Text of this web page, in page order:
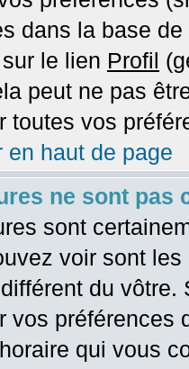
dans la base
le lien Profil
peut ne pas
toutes vos
en haut de page
ne sont pas
sont
voir sont
du
vos préférences
qui vous